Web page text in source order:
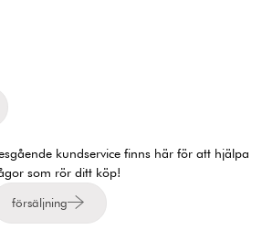
kundservice finns här för att hjälpa
som rör ditt köp!
försäljning